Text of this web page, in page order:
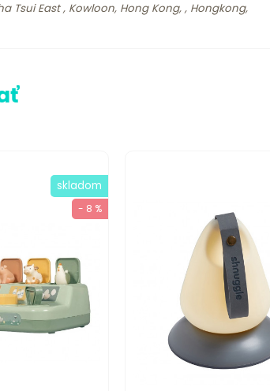
Tsui East , Kowloon, Hong Kong, , Hongkong,
skladom
- 8 %